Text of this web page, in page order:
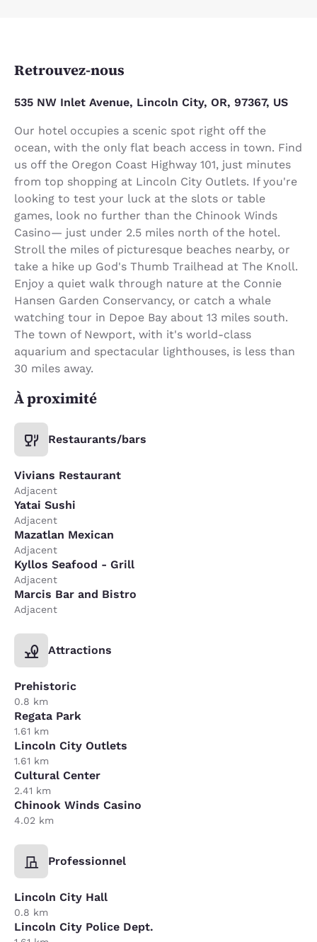
Retrouvez-nous
535 NW Inlet Avenue, Lincoln City, OR, 97367, US
Our hotel occupies a scenic spot right off the
ocean, with the only flat beach access in town. Find
us off the Oregon Coast Highway 101, just minutes
from top shopping at Lincoln City Outlets. If you're
looking to test your luck at the slots or table
games, look no further than the Chinook Winds
Casino— just under 2.5 miles north of the hotel.
Stroll the miles of picturesque beaches nearby, or
take a hike up God's Thumb Trailhead at The Knoll.
Enjoy a quiet walk through nature at the Connie
Hansen Garden Conservancy, or catch a whale
watching tour in Depoe Bay about 13 miles south.
The town of Newport, with it's world-class
aquarium and spectacular lighthouses, is less than
30 miles away.
À proximité
Restaurants/bars
Vivians Restaurant
Adjacent
Yatai Sushi
Adjacent
Mazatlan Mexican
Adjacent
Kyllos Seafood - Grill
Adjacent
Marcis Bar and Bistro
Adjacent
Attractions
Prehistoric
0.8 km
Regata Park
1.61 km
Lincoln City Outlets
1.61 km
Cultural Center
2.41 km
Chinook Winds Casino
4.02 km
Professionnel
Lincoln City Hall
0.8 km
Lincoln City Police Dept.